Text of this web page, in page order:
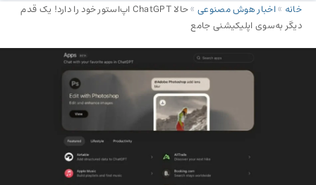
خانه »اخبار هوش مصنوعی»
حالا ChatGPT اپ‌استور خود را دارد! یک قدم
دیگر به‌سوی اپلیکیشنی جامع